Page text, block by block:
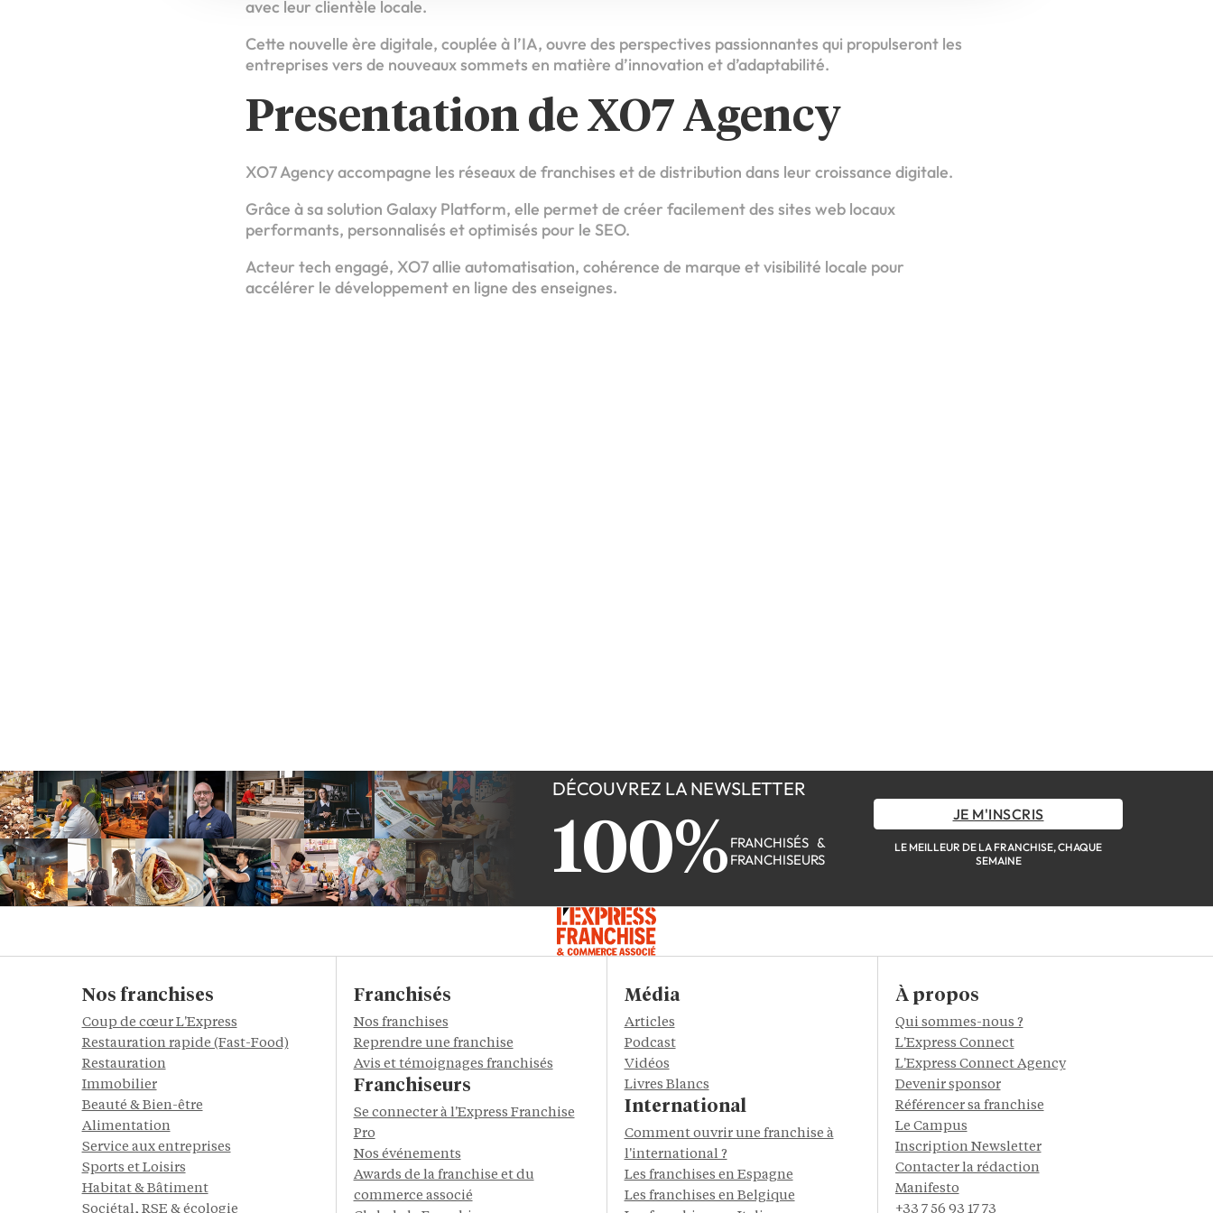
avec leur clientèle locale.
Cette nouvelle ère digitale, couplée à l’IA, ouvre des perspectives passionnantes qui propulseront les
entreprises vers de nouveaux sommets en matière d’innovation et d’adaptabilité.
Presentation de XO7 Agency
XO7 Agency accompagne les réseaux de franchises et de distribution dans leur croissance digitale.
Grâce à sa solution Galaxy Platform, elle permet de créer facilement des sites web locaux
performants, personnalisés et optimisés pour le SEO.
Acteur tech engagé, XO7 allie automatisation, cohérence de marque et visibilité locale pour
accélérer le développement en ligne des enseignes.
DÉCOUVREZ LA NEWSLETTER
100% FRANCHISÉS &
FRANCHISEURS
JE M'INSCRIS
LE MEILLEUR DE LA FRANCHISE, CHAQUE
SEMAINE
Nos franchises
Coup de cœur L'Express
Restauration rapide (Fast-Food)
Restauration
Immobilier
Beauté & Bien-être
Alimentation
Service aux entreprises
Sports et Loisirs
Habitat & Bâtiment
Sociétal, RSE & écologie
Franchisés
Nos franchises
Reprendre une franchise
Avis et témoignages franchisés
Franchiseurs
Se connecter à l'Express Franchise
Pro
Nos événements
Awards de la franchise et du
commerce associé
Média
Articles
Podcast
Vidéos
Livres Blancs
International
Comment ouvrir une franchise à
l'international ?
Les franchises en Espagne
Les franchises en Belgique
À propos
Qui sommes-nous ?
L'Express Connect
L'Express Connect Agency
Devenir sponsor
Référencer sa franchise
Le Campus
Inscription Newsletter
Contacter la rédaction
Manifesto
+33 7 56 93 17 73